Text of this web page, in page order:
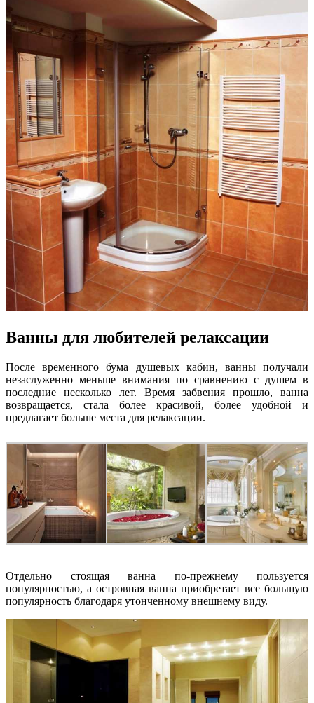
Ванны для любителей релаксации
После временного бума душевых кабин, ванны получали
незаслуженно меньше внимания по сравнению с душем в
последние несколько лет. Время забвения прошло, ванна
возвращается, стала более красивой, более удобной и
предлагает больше места для релаксации.
Отдельно стоящая ванна по-прежнему пользуется
популярностью, а островная ванна приобретает все большую
популярность благодаря утонченному внешнему виду.